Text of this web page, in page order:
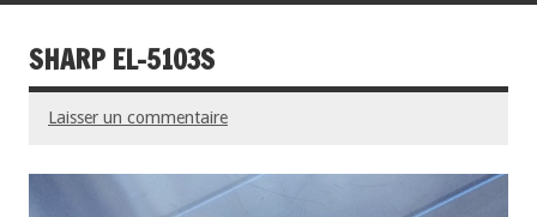
SHARP EL-5103S
Laisser un commentaire